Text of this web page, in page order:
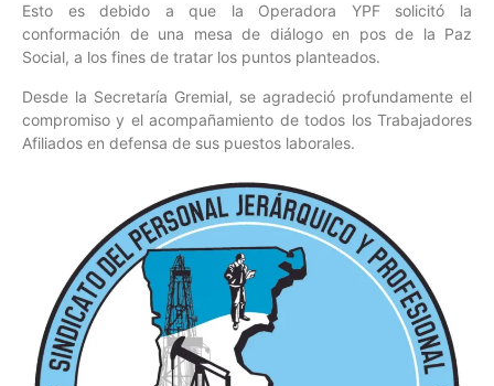
Esto es debido a que la Operadora YPF solicitó la
conformación de una mesa de diálogo en pos de la Paz
Social, a los fines de tratar los puntos planteados.
Desde la Secretaría Gremial, se agradeció profundamente el
compromiso y el acompañamiento de todos los Trabajadores
Afiliados en defensa de sus puestos laborales.